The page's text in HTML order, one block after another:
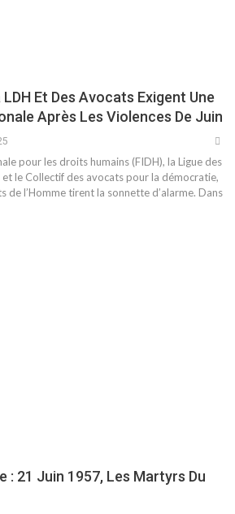
LDH Et Des Avocats Exigent Une
Après Les Violences De Juin
pour les droits humains (FIDH), la Ligue des
et le Collectif des avocats pour la démocratie,
de l’Homme tirent la sonnette d’alarme. Dans
: 21 Juin 1957, Les Martyrs Du